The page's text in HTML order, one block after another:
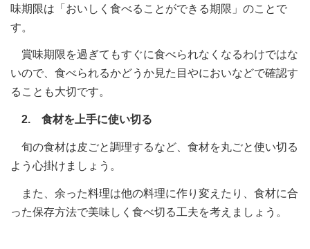
味期限は「おいしく食べることができる期限」のことで
す。
賞味期限を過ぎてもすぐに食べられなくなるわけではな
いので、食べられるかどうか見た目やにおいなどで確認す
ることも大切です。
2. 食材を上手に使い切る
旬の食材は皮ごと調理するなど、食材を丸ごと使い切る
よう心掛けましょう。
また、余った料理は他の料理に作り変えたり、食材に合
った保存方法で美味しく食べ切る工夫を考えましょう。